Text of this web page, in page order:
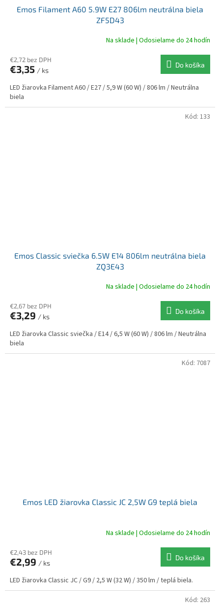
Emos Filament A60 5.9W E27 806lm neutrálna biela
ZF5D43
Na sklade | Odosielame do 24 hodín
€2,72 bez DPH
€3,35 / ks
Do košíka
LED žiarovka Filament A60 / E27 / 5,9 W (60 W) / 806 lm / Neutrálna
biela
Emos Classic sviečka 6.5W E14 806lm neutrálna biela
ZQ3E43
Na sklade | Odosielame do 24 hodín
€2,67 bez DPH
€3,29 / ks
Do košíka
LED žiarovka Classic sviečka / E14 / 6,5 W (60 W) / 806 lm / Neutrálna
biela
Kód: 133
Emos LED žiarovka Classic JC 2,5W G9 teplá biela
Na sklade | Odosielame do 24 hodín
€2,43 bez DPH
€2,99 / ks
Do košíka
LED žiarovka Classic JC / G9 / 2,5 W (32 W) / 350 lm / teplá biela.
Kód: 7087
Kód: 263